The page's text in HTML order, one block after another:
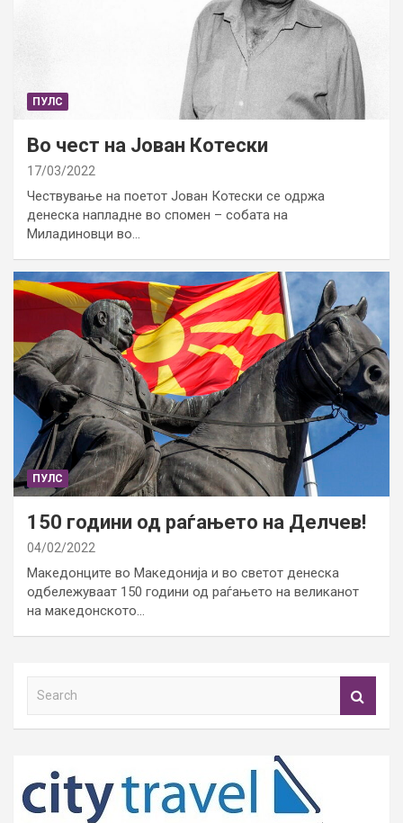
ПУЛС
Во чест на Јован Котески
17/03/2022
Чествување на поетот Јован Котески се одржа
денеска напладне во спомен – собата на
Миладиновци во…
ПУЛС
150 години од раѓањето на Делчев!
04/02/2022
Македонците во Македонија и во светот денеска
одбележуваат 150 години од раѓањето на великанот
на македонското…
h